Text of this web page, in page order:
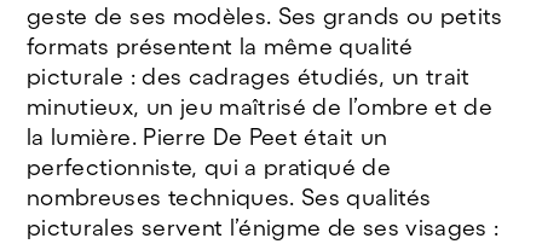
geste de ses modèles. Ses grands ou petits
formats présentent la même qualité
picturale : des cadrages étudiés, un trait
minutieux, un jeu maîtrisé de l’ombre et de
la lumière. Pierre De Peet était un
perfectionniste, qui a pratiqué de
nombreuses techniques. Ses qualités
picturales servent l’énigme de ses visages :